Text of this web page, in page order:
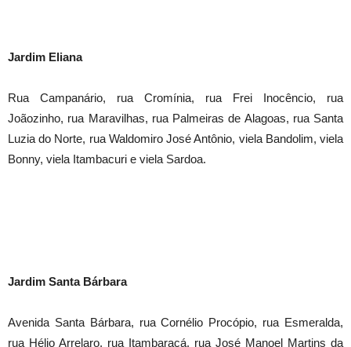
Jardim Eliana
Rua Campanário, rua Cromínia, rua Frei Inocêncio, rua
Joãozinho, rua Maravilhas, rua Palmeiras de Alagoas, rua Santa
Luzia do Norte, rua Waldomiro José Antônio, viela Bandolim, viela
Bonny, viela Itambacuri e viela Sardoa.
Jardim Santa Bárbara
Avenida Santa Bárbara, rua Cornélio Procópio, rua Esmeralda,
rua Hélio Arrelaro, rua Itambaracá, rua José Manoel Martins da